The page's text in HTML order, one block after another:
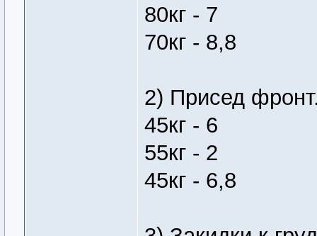
80кг - 7
70кг - 8,8
2) Присед
45кг - 6
55кг - 2
45кг - 6,8